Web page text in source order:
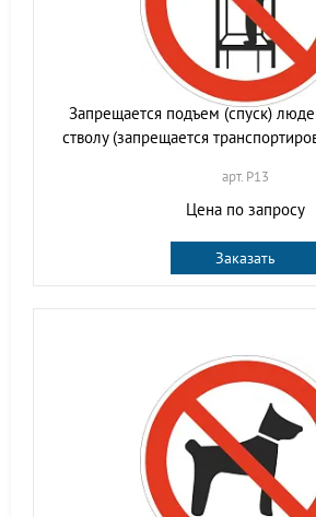
Запрещается подъем (спуск)
стволу (запрещается
арт. P13
Цена по запросу
Заказать